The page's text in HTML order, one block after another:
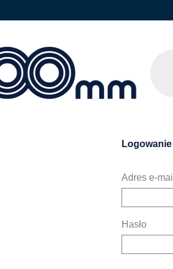
Logowanie
Adres e-mail
Hasło